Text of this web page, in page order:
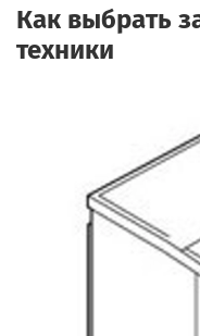
Как выбрать
техники